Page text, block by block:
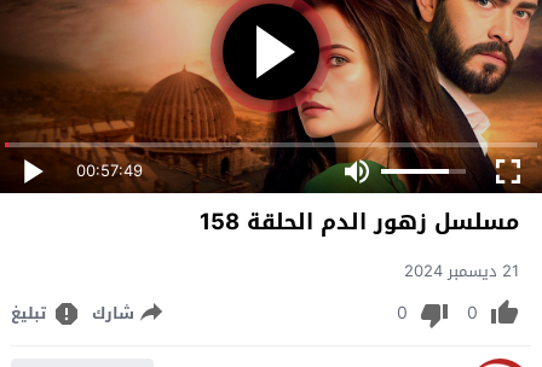
00:57:49
مسلسل زهور الدم الحلقة 158
21 ديسمبر 2024
0
0 شارك تبليغ